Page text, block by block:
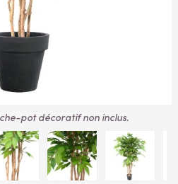
pot décoratif non inclus.